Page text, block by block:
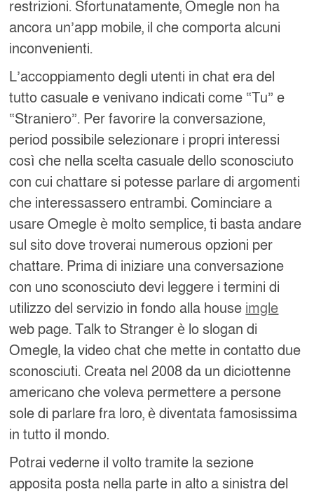
restrizioni. Sfortunatamente, Omegle non ha
ancora un’app mobile, il che comporta alcuni
inconvenienti.
L’accoppiamento degli utenti in chat era del
tutto casuale e venivano indicati come “Tu” e
“Straniero”. Per favorire la conversazione,
period possibile selezionare i propri interessi
così che nella scelta casuale dello sconosciuto
con cui chattare si potesse parlare di argomenti
che interessassero entrambi. Cominciare a
usare Omegle è molto semplice, ti basta andare
sul sito dove troverai numerous opzioni per
chattare. Prima di iniziare una conversazione
con uno sconosciuto devi leggere i termini di
utilizzo del servizio in fondo alla house imgle
web page. Talk to Stranger è lo slogan di
Omegle, la video chat che mette in contatto due
sconosciuti. Creata nel 2008 da un diciottenne
americano che voleva permettere a persone
sole di parlare fra loro, è diventata famosissima
in tutto il mondo.
Potrai vederne il volto tramite la sezione
apposita posta nella parte in alto a sinistra del